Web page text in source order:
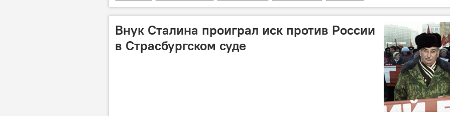
Александр Лукашенко
Россия парламент
Внук Сталина проиграл иск против России
в Страсбургском суде